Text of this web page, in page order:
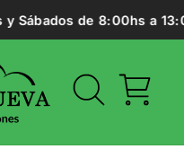
Sábados de 8:00hs a
Carrito